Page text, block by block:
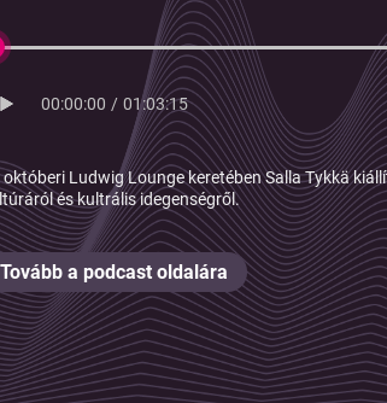
00:00:00 / 01:03:15
októberi Ludwig Lounge keretében Salla Tykkä
és kultrális idegenségről.
Tovább a podcast oldalára